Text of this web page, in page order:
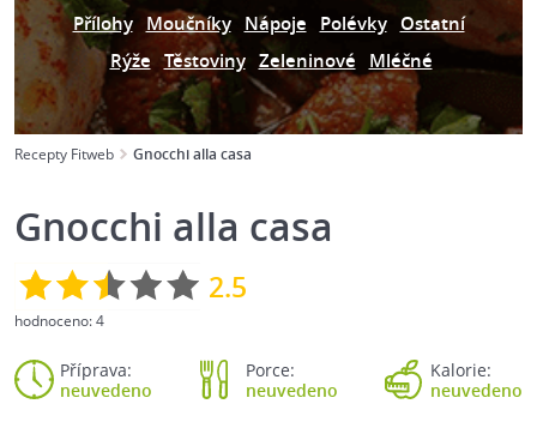
Přílohy Moučníky Nápoje Polévky Ostatní
Rýže Těstoviny Zeleninové Mléčné
Recepty Fitweb Gnocchi alla casa
Gnocchi alla casa
2.5
hodnoceno:4
Příprava:
neuvedeno
Porce:
neuvedeno
Kalorie:
neuvedeno